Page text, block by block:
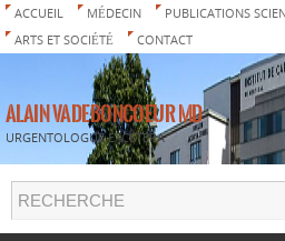
ACCUEIL MÉDECIN PUBLICATIONS
ARTS ET SOCIÉTÉ
CONTACT
ALAIN VADEBONCOEUR MD
URGENTOLOGUE EXCETERA